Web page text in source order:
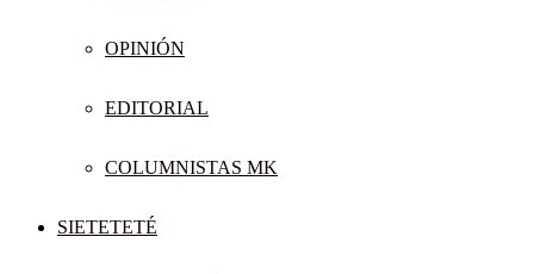
OPINIÓN
EDITORIAL
COLUMNISTAS MK
SIETETETÉ